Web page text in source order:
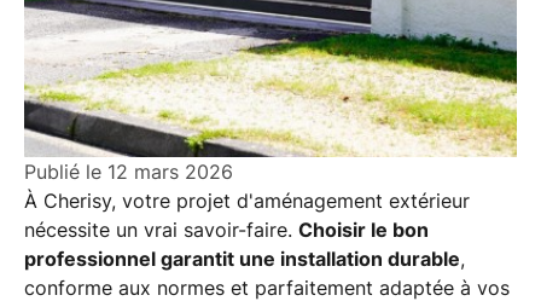
Publié le 12 mars 2026
À Cherisy, votre projet d'aménagement extérieur
nécessite un vrai savoir-faire. Choisir le bon
professionnel garantit une installation durable,
conforme aux normes et parfaitement adaptée à vos